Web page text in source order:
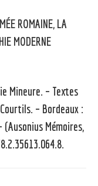
ROMAINE, LA
MODERNE
Mineure. – Textes
– Bordeaux :
Mémoires,